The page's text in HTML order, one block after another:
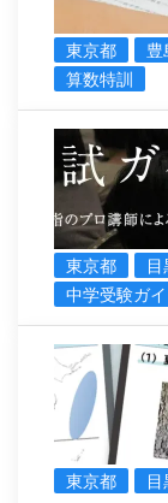
東京都 豊
算数特訓
東京都
中学受験ガ
東京都